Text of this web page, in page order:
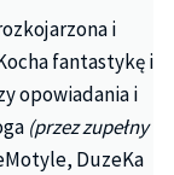
i
fantastykę i
opowiadania i
(przez zupełny
DuzeKa